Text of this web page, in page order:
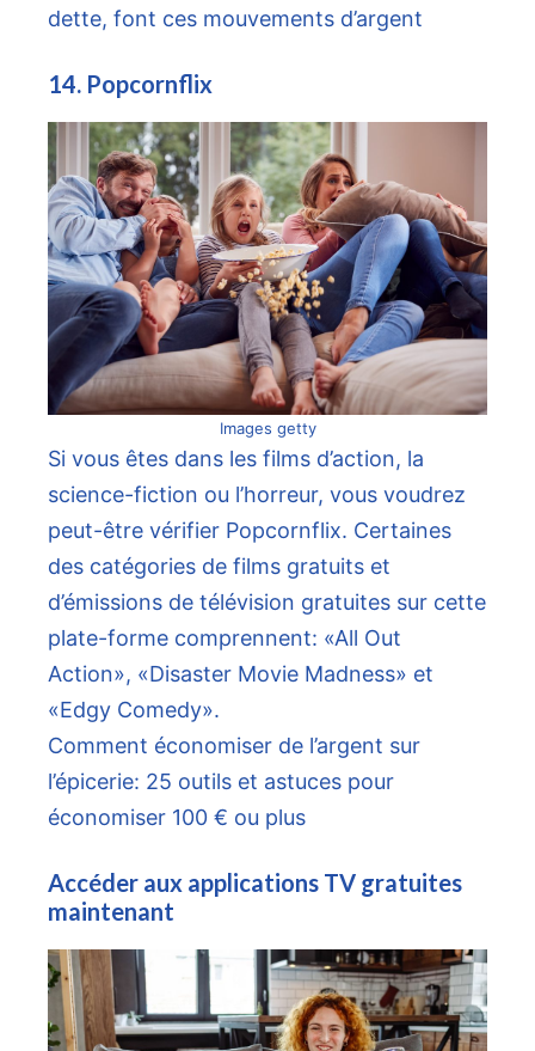
dette, font ces mouvements d’argent
14. Popcornflix
Images getty
Si vous êtes dans les films d’action, la
science-fiction ou l’horreur, vous voudrez
peut-être vérifier Popcornflix. Certaines
des catégories de films gratuits et
d’émissions de télévision gratuites sur cette
plate-forme comprennent: «All Out
Action», «Disaster Movie Madness» et
«Edgy Comedy».
Comment économiser de l’argent sur
l’épicerie: 25 outils et astuces pour
économiser 100 € ou plus
Accéder aux applications TV gratuites
maintenant